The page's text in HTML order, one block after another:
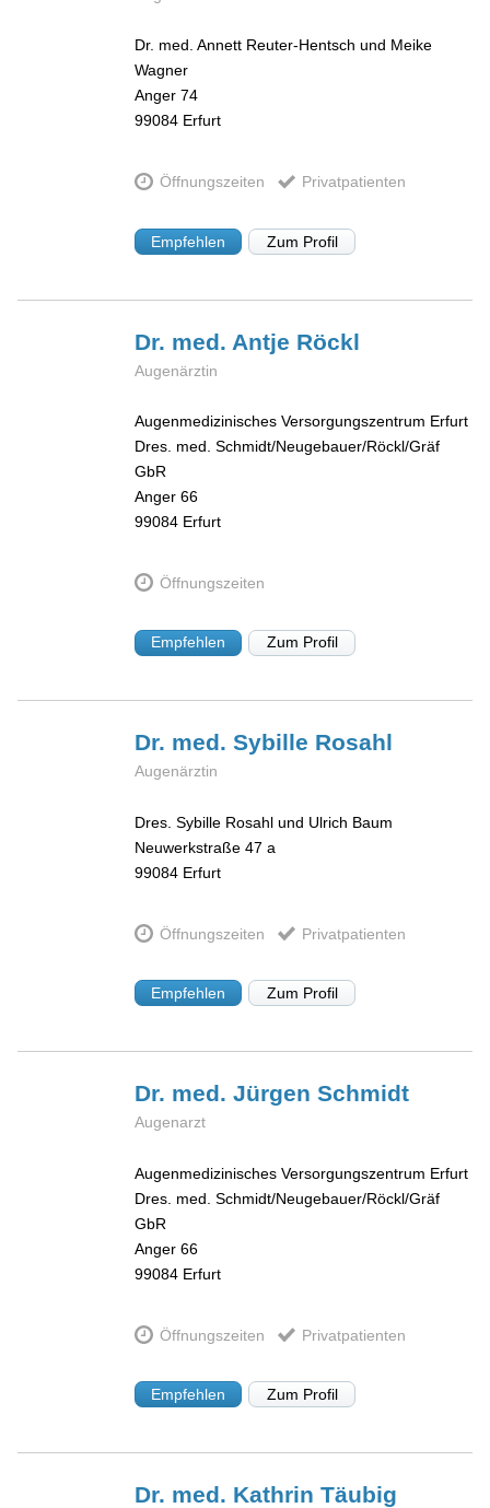
Dr. med. Annett Reuter-Hentsch und Meike
Wagner
Anger 74
99084 Erfurt
Öffnungszeiten Privatpatienten
Empfehlen Zum Profil
Dr. med. Antje Röckl
Augenärztin
Augenmedizinisches Versorgungszentrum Erfurt
Dres. med. Schmidt/Neugebauer/Röckl/Gräf
GbR
Anger 66
99084 Erfurt
Öffnungszeiten
Empfehlen Zum Profil
Dr. med. Sybille Rosahl
Augenärztin
Dres. Sybille Rosahl und Ulrich Baum
Neuwerkstraße 47 a
99084 Erfurt
Öffnungszeiten Privatpatienten
Empfehlen Zum Profil
Dr. med. JürgenSchmidt
Augenarzt
Augenmedizinisches Versorgungszentrum Erfurt
Dres. med. Schmidt/Neugebauer/Röckl/Gräf
GbR
Anger 66
99084 Erfurt
Öffnungszeiten Privatpatienten
Empfehlen Zum Profil
Dr. med. KathrinTäubig